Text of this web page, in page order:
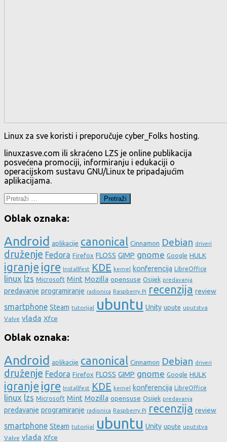
Linux za sve koristi i preporučuje cyber_Folks hosting.
linuxzasve.com ili skraćeno LZS je online publikacija
posvećena promociji, informiranju i edukaciji o
operacijskom sustavu GNU/Linux te pripadajućim
aplikacijama.
Pretraži:
Oblak oznaka:
Android aplikacije canonical Cinnamon Debian driveri
druženje Fedora Firefox FLOSS GIMP gnome Google HULK
igranje igre Installfest KDE kernel konferencija LibreOffice
linux lzs Microsoft Mint Mozilla opensuse Osijek predavanja
predavanje programiranje radionica Raspberry Pi recenzija review
smartphone Steam tutorijal ubuntu Unity upute uputstva
Valve vlada Xfce
Oblak oznaka:
Android aplikacije canonical Cinnamon Debian driveri
druženje Fedora Firefox FLOSS GIMP gnome Google HULK
igranje igre Installfest KDE kernel konferencija LibreOffice
linux lzs Microsoft Mint Mozilla opensuse Osijek predavanja
predavanje programiranje radionica Raspberry Pi recenzija review
smartphone Steam tutorijal ubuntu Unity upute uputstva
Valve vlada Xfce